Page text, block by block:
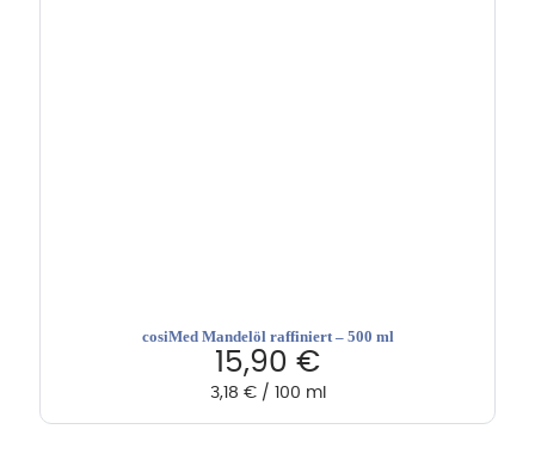
cosiMed Mandelöl raffiniert – 500 ml
15,90 €
3,18 €/ 100 ml